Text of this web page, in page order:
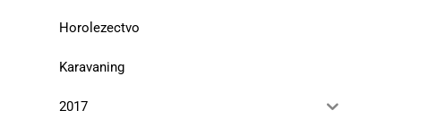
Horolezectvo
Karavaning
2017